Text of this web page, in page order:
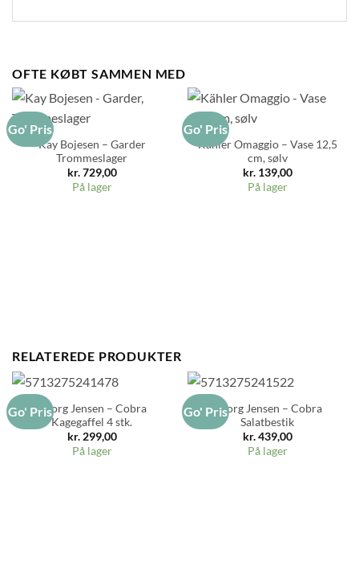
OFTE KØBT SAMMEN MED
Go' Pris
Kay Bojesen – Garder
Trommeslager
kr.729,00
På lager
Go' Pris
Kähler Omaggio – Vase 12,5
cm, sølv
kr.139,00
På lager
RELATEREDE PRODUKTER
Go' PrisGeorg Jensen – Cobra
Kagegaffel 4 stk.
kr.299,00
På lager
Go' PrisGeorg Jensen – Cobra
Salatbestik
kr.439,00
På lager